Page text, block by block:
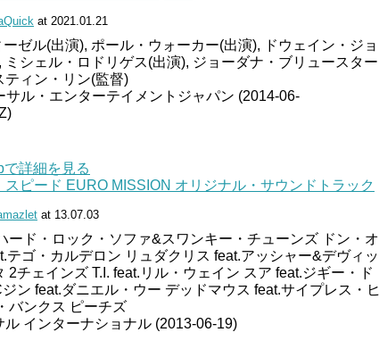
at 2021.01.21
ゼル(出演), ポール・ウォーカー(出演), ドウェイン・ジョ
ミシェル・ロドリゲス(出演), ジョーダナ・ブリュースター
ティン・リン(監督)
サル・エンターテイメントジャパン (2014-06-
詳細を見る
スピード EURO MISSION オリジナル・サウンドトラック
at 13.07.03
ード・ロック・ソファ&スワンキー・チューンズ ドン・オ
テゴ・カルデロン リュダクリス feat.アッシャー&デヴィッ
2チェインズ T.I. feat.リル・ウェイン スア feat.ジギー・ド
ン feat.ダニエル・ウー デッドマウス feat.サイプレス・ヒ
バンクス ピーチズ
ル インターナショナル (2013-06-19)